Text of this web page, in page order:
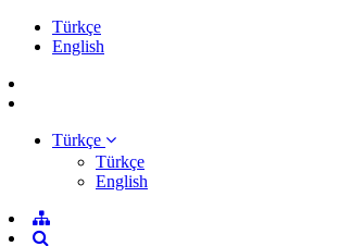
Türkçe
English
Türkçe
Türkçe
English